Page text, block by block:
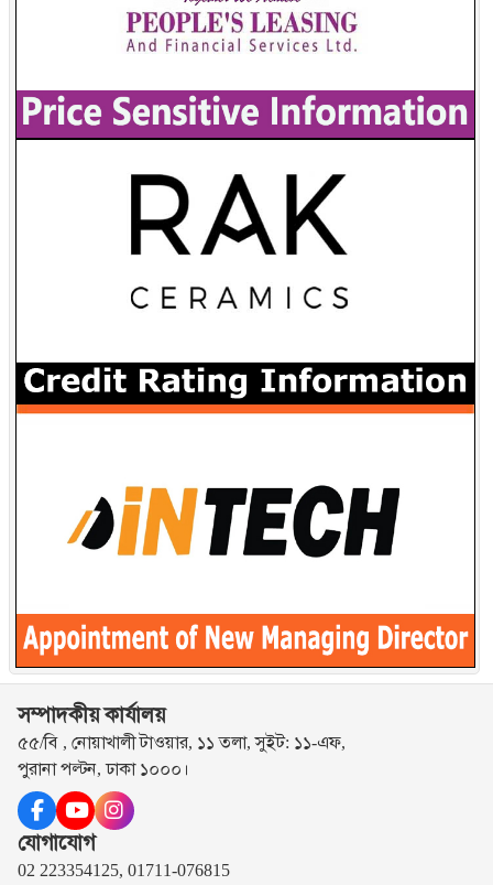
সম্পাদকীয় কার্যালয়
৫৫/বি , নোয়াখালী টাওয়ার, ১১ তলা, সুইট: ১১-এফ,
পুরানা পল্টন, ঢাকা ১০০০।
যোগাযোগ
02 223354125, 01711-076815